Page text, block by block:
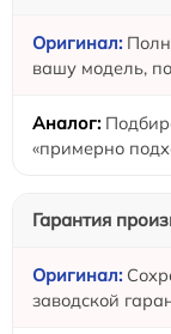
вашу модель,
«примерно
Гарантия
заводской